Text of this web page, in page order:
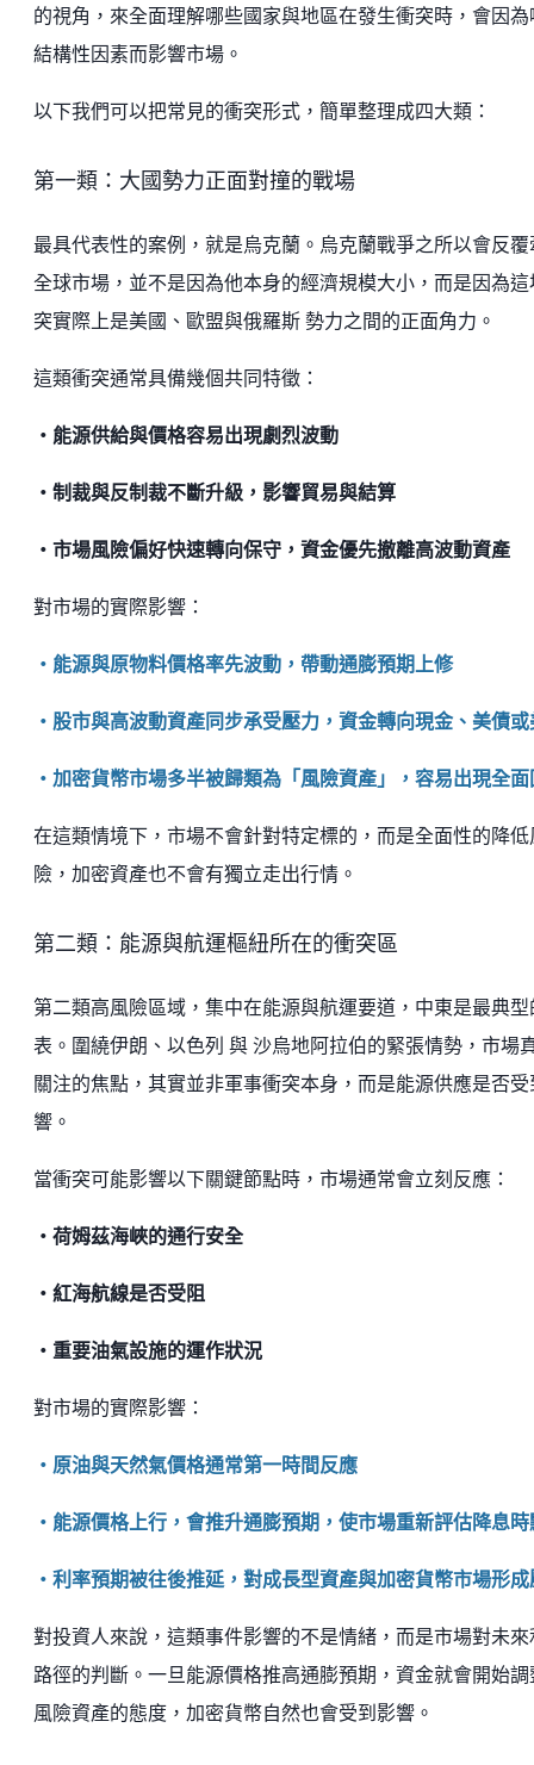
的視角，來全面理解哪些國家與地區在發生衝突時，會因為
結構性因素而影響市場。
以下我們可以把常見的衝突形式，簡單整理成四大類：
第一類：大國勢力正面對撞的戰場
最具代表性的案例，就是烏克蘭。烏克蘭戰爭之所以會反覆
全球市場，並不是因為他本身的經濟規模大小，而是因為這
突實際上是美國、歐盟與俄羅斯 勢力之間的正面角力。
這類衝突通常具備幾個共同特徵：
・能源供給與價格容易出現劇烈波動
・制裁與反制裁不斷升級，影響貿易與結算
・市場風險偏好快速轉向保守，資金優先撤離高波動資產
對市場的實際影響：
・能源與原物料價格率先波動，帶動通膨預期上修
・股市與高波動資產同步承受壓力，資金轉向現金、美債或
・加密貨幣市場多半被歸類為「風險資產」，容易出現全面
在這類情境下，市場不會針對特定標的，而是全面性的降低
險，加密資產也不會有獨立走出行情。
第二類：能源與航運樞紐所在的衝突區
第二類高風險區域，集中在能源與航運要道，中東是最典型
表。圍繞伊朗、以色列 與 沙烏地阿拉伯的緊張情勢，市場
關注的焦點，其實並非軍事衝突本身，而是能源供應是否受
響。
當衝突可能影響以下關鍵節點時，市場通常會立刻反應：
・荷姆茲海峽的通行安全
・紅海航線是否受阻
・重要油氣設施的運作狀況
對市場的實際影響：
・原油與天然氣價格通常第一時間反應
・能源價格上行，會推升通膨預期，使市場重新評估降息時
・利率預期被往後推延，對成長型資產與加密貨幣市場形成
對投資人來說，這類事件影響的不是情緒，而是市場對未來
路徑的判斷。一旦能源價格推高通膨預期，資金就會開始調
風險資產的態度，加密貨幣自然也會受到影響。